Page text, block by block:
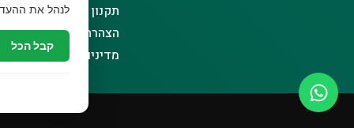
תקנון אתר
הצהרת נגישות
מדיניות פרטיות
לנהל את
קבל הכל